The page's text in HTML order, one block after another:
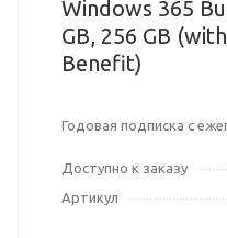
Windows 365
GB, 256 GB
Benefit)
Годовая подписка с
Доступно к заказу
Артикул